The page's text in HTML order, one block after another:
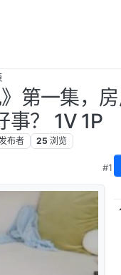
第一集，
？ 1V 1P
布者 25 浏览
#1